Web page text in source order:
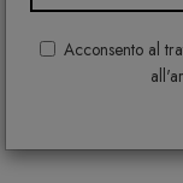
Acconsento al